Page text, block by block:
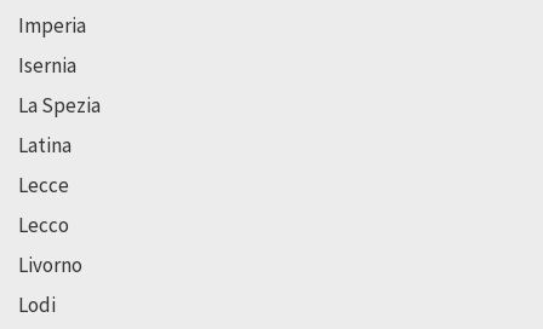
Imperia
Isernia
La Spezia
Latina
Lecce
Lecco
Livorno
Lodi